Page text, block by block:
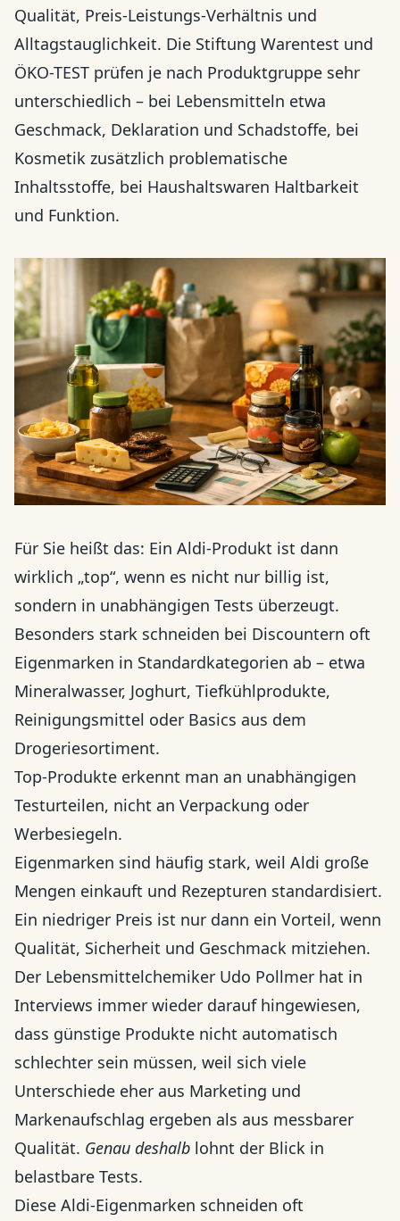
Qualität, Preis-Leistungs-Verhältnis und
Alltagstauglichkeit. Die Stiftung Warentest und
ÖKO-TEST prüfen je nach Produktgruppe sehr
unterschiedlich – bei Lebensmitteln etwa
Geschmack, Deklaration und Schadstoffe, bei
Kosmetik zusätzlich problematische
Inhaltsstoffe, bei Haushaltswaren Haltbarkeit
und Funktion.
Für Sie heißt das: Ein Aldi-Produkt ist dann
wirklich „top“, wenn es nicht nur billig ist,
sondern in unabhängigen Tests überzeugt.
Besonders stark schneiden bei Discountern oft
Eigenmarken in Standardkategorien ab – etwa
Mineralwasser, Joghurt, Tiefkühlprodukte,
Reinigungsmittel oder Basics aus dem
Drogeriesortiment.
Top-Produkte erkennt man an unabhängigen
Testurteilen, nicht an Verpackung oder
Werbesiegeln.
Eigenmarken sind häufig stark, weil Aldi große
Mengen einkauft und Rezepturen standardisiert.
Ein niedriger Preis ist nur dann ein Vorteil, wenn
Qualität, Sicherheit und Geschmack mitziehen.
Der Lebensmittelchemiker Udo Pollmer hat in
Interviews immer wieder darauf hingewiesen,
dass günstige Produkte nicht automatisch
schlechter sein müssen, weil sich viele
Unterschiede eher aus Marketing und
Markenaufschlag ergeben als aus messbarer
Qualität. Genau deshalb lohnt der Blick in
belastbare Tests.
Diese Aldi-Eigenmarken schneiden oft